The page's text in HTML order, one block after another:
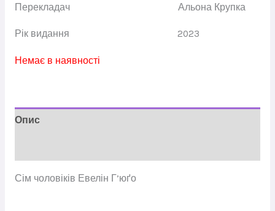
Перекладач Альона Крупка
Рік видання 2023
Немає в наявності
Опис
Сім чоловіків Евелін Г’юґо